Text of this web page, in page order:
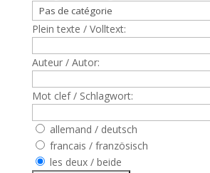
Plein texte / Volltext:
Auteur / Autor:
Mot clef / Schlagwort:
allemand / deutsch
francais / französisch
les deux / beide